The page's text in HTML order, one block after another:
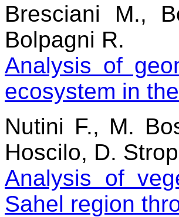
Bresciani M.,
Bolpagni R.
Analysis of
ecosystem in
Nutini F., M.
Hoscilo, D.
Analysis of
Sahel region